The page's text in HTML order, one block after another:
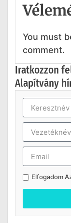
You must
comment.
Iratkozzon
Alapítvány
Elfogadom